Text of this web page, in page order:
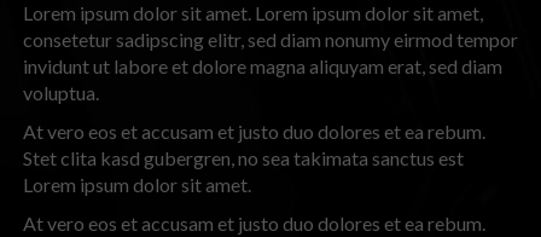
Lorem ipsum dolor sit amet. Lorem ipsum dolor sit amet,
consetetur sadipscing elitr, sed diam nonumy eirmod tempor
invidunt ut labore et dolore magna aliquyam erat, sed diam
voluptua.
At vero eos et accusam et justo duo dolores et ea rebum.
Stet clita kasd gubergren, no sea takimata sanctus est
Lorem ipsum dolor sit amet.
At vero eos et accusam et justo duo dolores et ea rebum.